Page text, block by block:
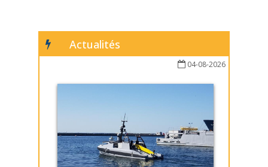
Actualités
04-08-2026